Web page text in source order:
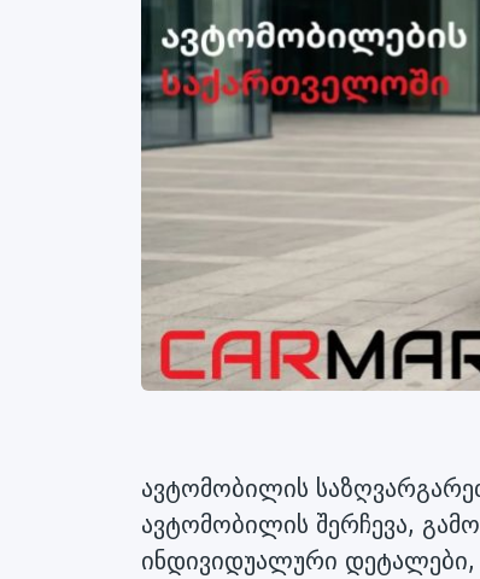
ავტომობილის
ავტომობილის შერჩევა,
ინდივიდუალური დეტალები,